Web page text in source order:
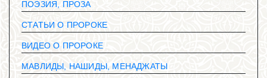
ПОЭЗИЯ, ПРОЗА
СТАТЬИ О ПРОРОКЕ
ВИДЕО О ПРОРОКЕ
МАВЛИДЫ, НАШИДЫ, МЕНАДЖАТЫ